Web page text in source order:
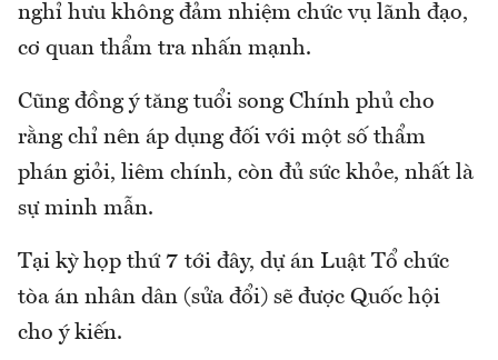
nghỉ hưu không đảm nhiệm chức vụ lãnh đạo,
cơ quan thẩm tra nhấn mạnh.
Cũng đồng ý tăng tuổi song Chính phủ cho
rằng chỉ nên áp dụng đối với một số thẩm
phán giỏi, liêm chính, còn đủ sức khỏe, nhất là
sự minh mẫn.
Tại kỳ họp thứ 7 tới đây, dự án Luật Tổ chức
tòa án nhân dân (sửa đổi) sẽ được Quốc hội
cho ý kiến.